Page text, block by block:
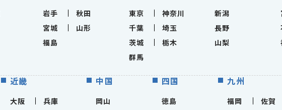
岩手
秋田
宮城
山形
福島
東京
神奈川
千葉
埼玉
茨城
栃木
群馬
新潟
長野
山梨
近畿
大阪
兵庫
中国
岡山
四国
徳島
九州
福岡
佐賀